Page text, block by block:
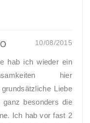
10/08/2015
hab ich wieder ein
hier
Liebe
besonders die
Ich hab vor fast 2